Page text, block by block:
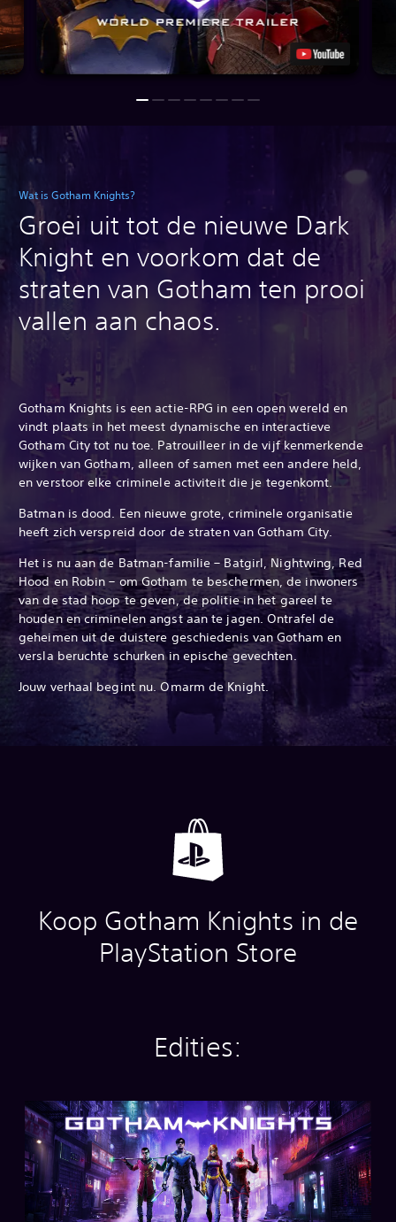
Wat is Gotham Knights?
Groei uit tot de nieuwe Dark
Knight en voorkom dat de
straten van Gotham ten prooi
vallen aan chaos.
Gotham Knights is een actie-RPG in een open wereld en
vindt plaats in het meest dynamische en interactieve
Gotham City tot nu toe. Patrouilleer in de vijf kenmerkende
wijken van Gotham, alleen of samen met een andere held,
en verstoor elke criminele activiteit die je tegenkomt.
Batman is dood. Een nieuwe grote, criminele organisatie
heeft zich verspreid door de straten van Gotham City.
Het is nu aan de Batman-familie – Batgirl, Nightwing, Red
Hood en Robin – om Gotham te beschermen, de inwoners
van de stad hoop te geven, de politie in het gareel te
houden en criminelen angst aan te jagen. Ontrafel de
geheimen uit de duistere geschiedenis van Gotham en
versla beruchte schurken in epische gevechten.
Jouw verhaal begint nu. Omarm de Knight.
Koop Gotham Knights in de
PlayStation Store
Edities:
S
t
n
d
a
r